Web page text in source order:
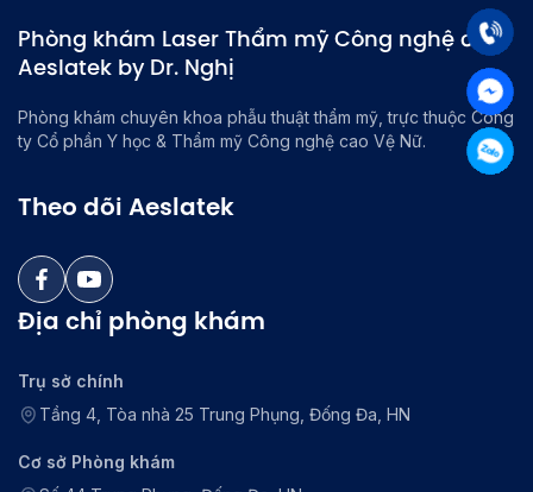
Phòng khám Laser Thẩm mỹ Công nghệ cao
Aeslatek by Dr. Nghị
Phòng khám chuyên khoa phẫu thuật thẩm mỹ, trực thuộc Công
ty Cổ phần Y học & Thẩm mỹ Công nghệ cao Vệ Nữ.
Theo dõi Aeslatek
Địa chỉ phòng khám
Trụ sở chính
Tầng 4, Tòa nhà 25 Trung Phụng, Đống Đa, HN
Cơ sở Phòng khám